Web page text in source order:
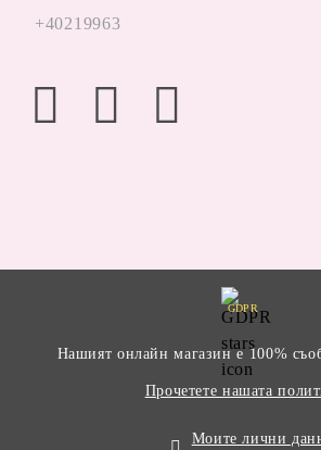
+40219963
GDPR
Нашият онлайн магазин е 100%
Прочетете нашата
Моите лични